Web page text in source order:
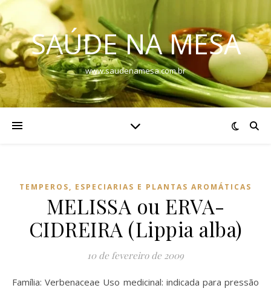
SAÚDE NA MESA
www.saudenamesa.com.br
TEMPEROS, ESPECIARIAS E PLANTAS AROMÁTICAS
MELISSA ou ERVA-
CIDREIRA (Lippia alba)
10 de fevereiro de 2009
Família: Verbenaceae Uso medicinal: indicada para pressão